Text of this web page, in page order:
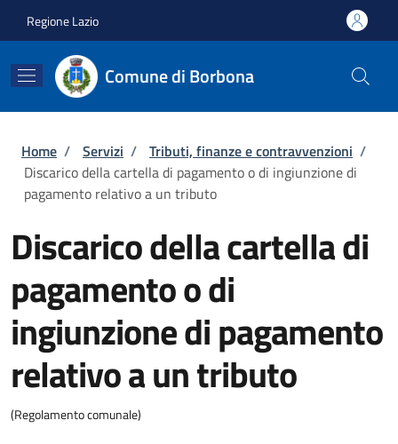
Regione Lazio
Comune di Borbona
Briciole di pane
Home / Servizi / Tributi, finanze e contravvenzioni /
Discarico della cartella di pagamento o di ingiunzione di
pagamento relativo a un tributo
Discarico della cartella di
pagamento o di
ingiunzione di pagamento
relativo a un tributo
(Regolamento comunale)